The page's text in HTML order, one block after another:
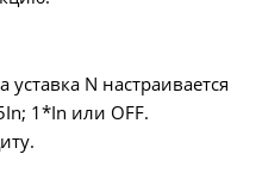
N настраивается
1*In или OFF.